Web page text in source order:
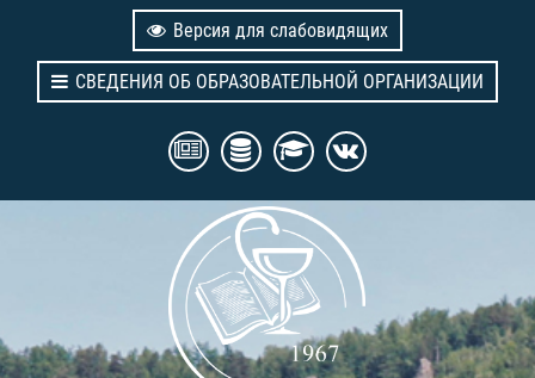
Версия для слабовидящих
СВЕДЕНИЯ ОБ ОБРАЗОВАТЕЛЬНОЙ ОРГАНИЗАЦИИ